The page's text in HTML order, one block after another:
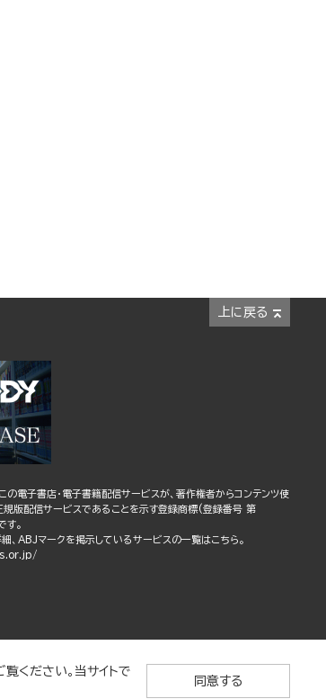
上に戻る
の電子書店・電子書籍配信サービスが、著作権者からコンテンツ使
規版配信サービスであることを示す登録商標(登録番号 第
。
、ABJマークを掲示しているサービスの一覧はこちら。
覧ください。当サイトで
同意する